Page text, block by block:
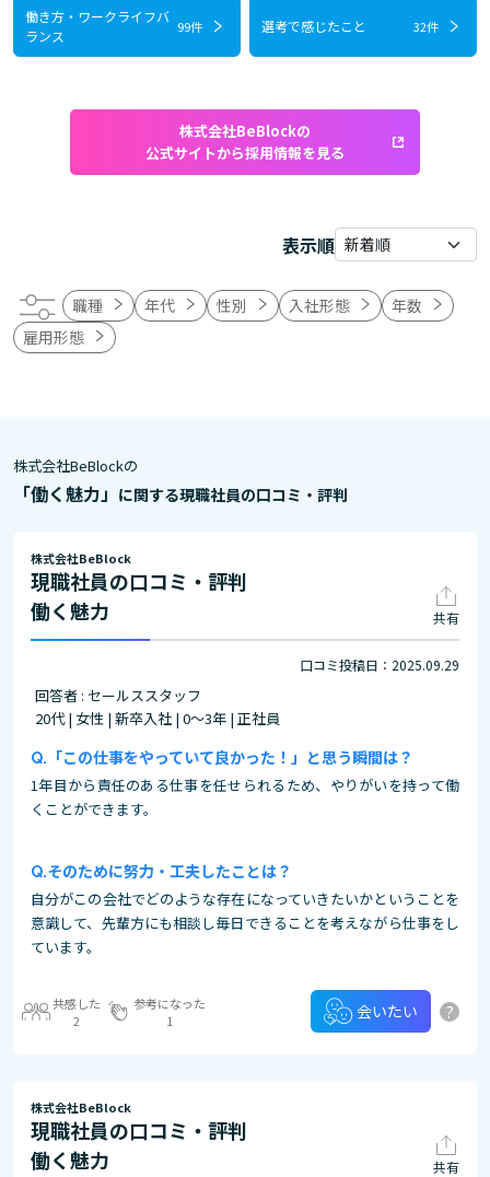
働き方・ワークライフバ
ランス
99件 選考で感じたこと 32件
株式会社BeBlockの
公式サイトから採用情報を見る
表示順
職種 年代 性別 入社形態
年数
雇用形態
株式会社BeBlockの
「働く魅力」 に関する現職社員の口コミ・評判
株式会社BeBlock
現職社員の口コミ・評判
働く魅力
共有
口コミ投稿日：2025.09.29
回答者 : セールススタッフ
20代 | 女性 | 新卒入社 | 0～3年 | 正社員
「この仕事をやっていて良かった！」と思う瞬間は？
1年目から責任のある仕事を任せられるため、やりがいを持って働
くことができます。
そのために努力・工夫したことは？
自分がこの会社でどのような存在になっていきたいかということを
意識して、先輩方にも相談し毎日できることを考えながら仕事をし
ています。
共感した
2
参考になった
1
会いたい ?
株式会社BeBlock
現職社員の口コミ・評判
働く魅力
共有